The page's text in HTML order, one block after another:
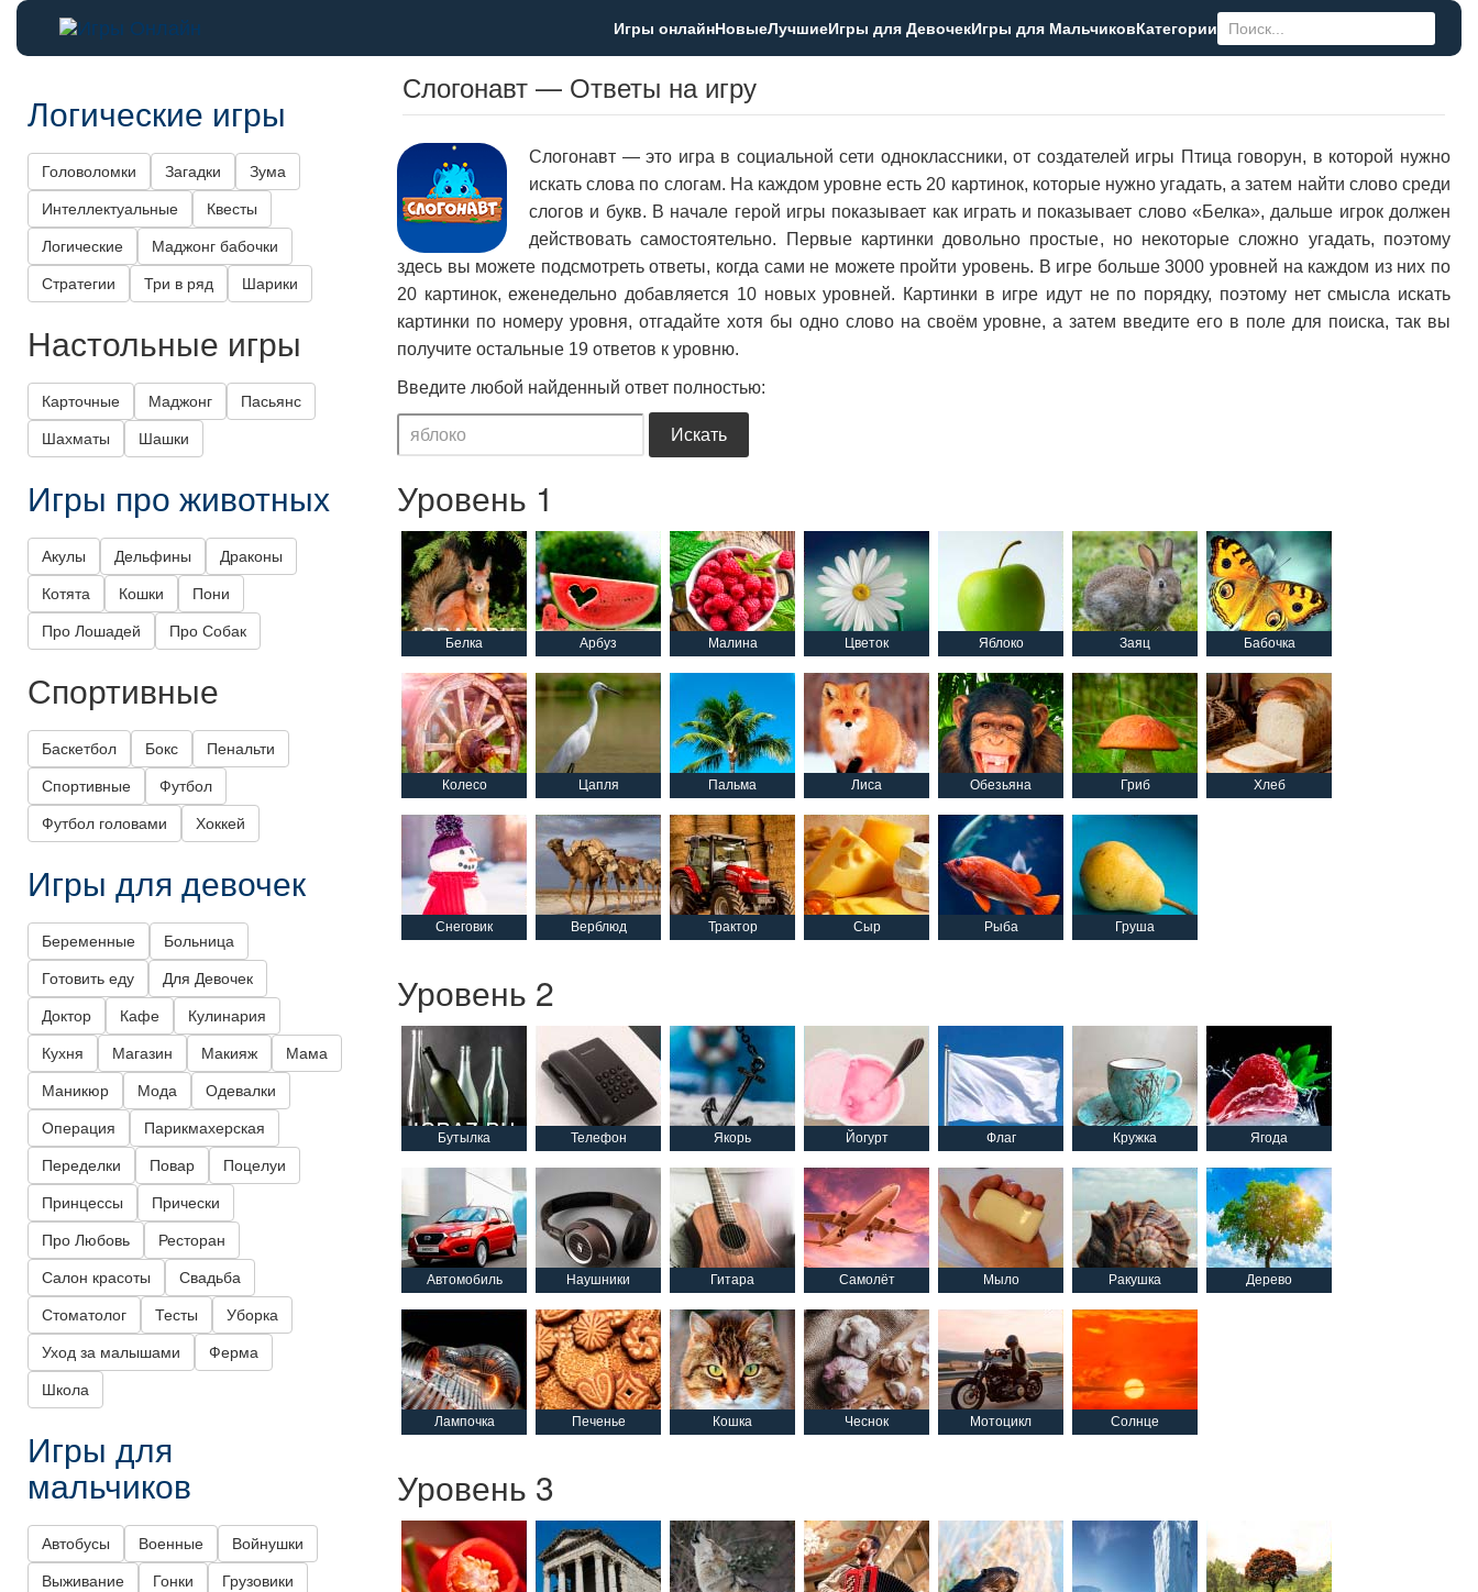
Игры онлайнНовыеЛучшиеИгры для ДевочекИгры для МальчиковКатегории
Слогонавт — Ответы на игру
Слогонавт — это игра в социальной сети одноклассники, от создателей игры Птица говорун, в которой нужно
искать слова по слогам. На каждом уровне есть 20 картинок, которые нужно угадать, а затем найти слово среди
слогов и букв. В начале герой игры показывает как играть и показывает слово «Белка», дальше игрок должен
действовать самостоятельно. Первые картинки довольно простые, но некоторые сложно угадать, поэтому
здесь вы можете подсмотреть ответы, когда сами не можете пройти уровень. В игре больше 3000 уровней на каждом из них по
20 картинок, еженедельно добавляется 10 новых уровней. Картинки в игре идут не по порядку, поэтому нет смысла искать
картинки по номеру уровня, отгадайте хотя бы одно слово на своём уровне, а затем введите его в поле для поиска, так вы
получите остальные 19 ответов к уровню.
Введите любой найденный ответ полностью:
Уровень 1
Белка Арбуз Малина Цветок Яблоко Заяц Бабочка
Колесо Цапля Пальма Лиса Обезьяна Гриб Хлеб
Снеговик Верблюд Трактор Сыр Рыба Груша
Уровень 2
Бутылка Телефон Якорь Йогурт Флаг Кружка Ягода
Автомобиль Наушники Гитара Самолёт Мыло Ракушка Дерево
Лампочка Печенье Кошка Чеснок Мотоцикл Солнце
Уровень 3
Логические игры
Головоломки Загадки Зума
Интеллектуальные Квесты
Логические Маджонг бабочки
Стратегии Три в ряд Шарики
Настольные игры
Карточные Маджонг Пасьянс
Шахматы Шашки
Игры про животных
Акулы Дельфины Драконы
Котята Кошки Пони
Про Лошадей Про Собак
Спортивные
Баскетбол Бокс Пенальти
Спортивные Футбол
Футбол головами Хоккей
Игры для девочек
Беременные Больница
Готовить еду Для Девочек
Доктор Кафе Кулинария
Кухня Магазин Макияж Мама
Маникюр Мода Одевалки
Операция Парикмахерская
Переделки Повар Поцелуи
Принцессы Прически
Про Любовь Ресторан
Салон красоты Свадьба
Стоматолог Тесты Уборка
Уход за малышами Ферма
Школа
Игры для
мальчиков
Автобусы Военные Войнушки
Выживание Гонки Грузовики